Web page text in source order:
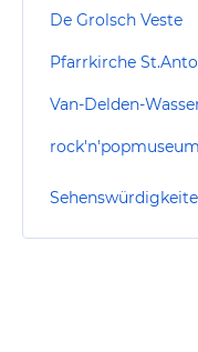
De Grolsch Veste
Pfarrkirche
Van-Delden-
rock'n'popmuseum